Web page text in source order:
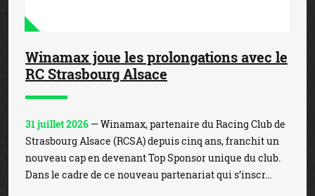
Winamax joue les prolongations avec le
RC Strasbourg Alsace
31 juillet 2026 — Winamax, partenaire du Racing Club de
Strasbourg Alsace (RCSA) depuis cinq ans, franchit un
nouveau cap en devenant Top Sponsor unique du club.
Dans le cadre de ce nouveau partenariat qui s’inscr...